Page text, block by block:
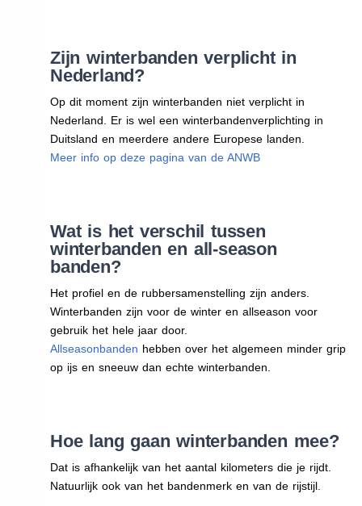
Zijn winterbanden verplicht in
Nederland?
Op dit moment zijn winterbanden niet verplicht in
Nederland. Er is wel een winterbandenverplichting in
Duitsland en meerdere andere Europese landen.
Meer info op deze pagina van de ANWB
Wat is het verschil tussen
winterbanden en all-season
banden?
Het profiel en de rubbersamenstelling zijn anders.
Winterbanden zijn voor de winter en allseason voor
gebruik het hele jaar door.
Allseasonbanden hebben over het algemeen minder grip
op ijs en sneeuw dan echte winterbanden.
Hoe lang gaan winterbanden mee?
Dat is afhankelijk van het aantal kilometers die je rijdt.
Natuurlijk ook van het bandenmerk en van de rijstijl.